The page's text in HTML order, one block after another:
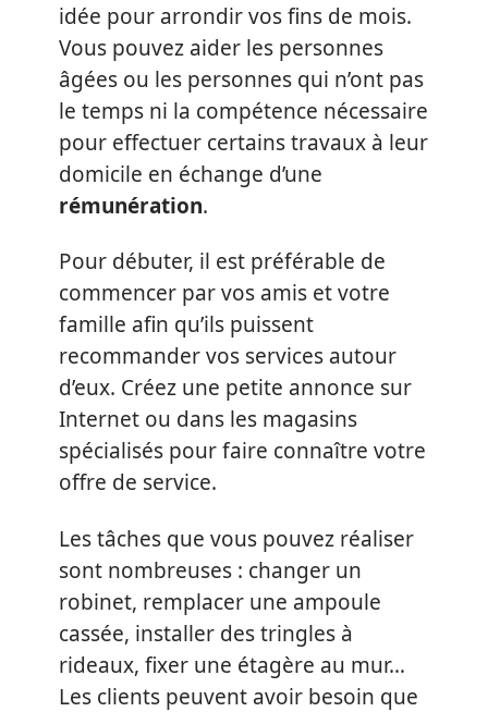
idée pour arrondir vos fins de mois.
Vous pouvez aider les personnes
âgées ou les personnes qui n’ont pas
le temps ni la compétence nécessaire
pour effectuer certains travaux à leur
domicile en échange d’une
rémunération.
Pour débuter, il est préférable de
commencer par vos amis et votre
famille afin qu’ils puissent
recommander vos services autour
d’eux. Créez une petite annonce sur
Internet ou dans les magasins
spécialisés pour faire connaître votre
offre de service.
Les tâches que vous pouvez réaliser
sont nombreuses : changer un
robinet, remplacer une ampoule
cassée, installer des tringles à
rideaux, fixer une étagère au mur…
Les clients peuvent avoir besoin que